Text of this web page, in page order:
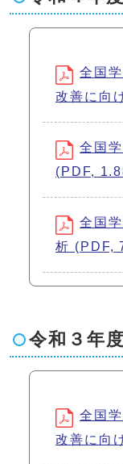
全国
改善に向
全国
(PDF,
全国
析 (PDF,
令和３年
全国
改善に向